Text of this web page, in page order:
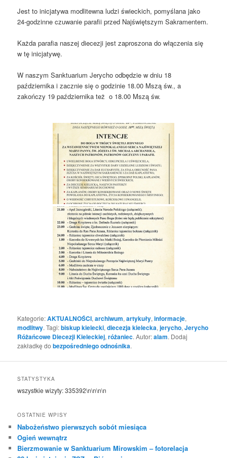
Jest to inicjatywa modlitewna ludzi świeckich, pomyślana jako
24-godzinne czuwanie parafii przed Najświętszym Sakramentem.
Każda parafia naszej diecezji jest zaproszona do włączenia się
w tę inicjatywę.
W naszym Sanktuarium Jerycho odbędzie w dniu 18
października i zacznie się o godzinie 18.00 Mszą św., a
zakończy 19 października też o 18.00 Mszą św.
Kategorie:AKTUALNOŚCI,archiwum,artykuły,informacje,
modlitwy. Tagi:biskup kielecki,diecezja kielecka,jerycho,Jerycho
Różańcowe Diecezji Kieleckiej,różaniec. Autor:alam. Dodaj
zakładkę dobezpośredniego odnośnika.
STATYSTYKA
wszystkie wizyty:335392\n\n\n\n
OSTATNIE WPISY
Nabożeństwo pierwszych sobót miesiąca
Ogień wewnątrz
Bierzmowanie w Sanktuarium Mirowskim – fotorelacja